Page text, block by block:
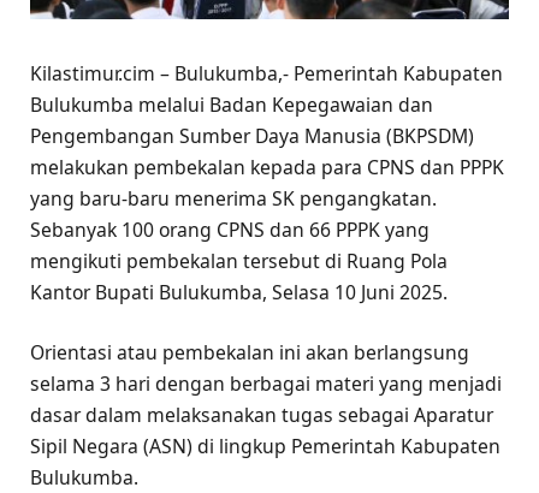
Kilastimur.cim – Bulukumba,- Pemerintah Kabupaten
Bulukumba melalui Badan Kepegawaian dan
Pengembangan Sumber Daya Manusia (BKPSDM)
melakukan pembekalan kepada para CPNS dan PPPK
yang baru-baru menerima SK pengangkatan.
Sebanyak 100 orang CPNS dan 66 PPPK yang
mengikuti pembekalan tersebut di Ruang Pola
Kantor Bupati Bulukumba, Selasa 10 Juni 2025.
Orientasi atau pembekalan ini akan berlangsung
selama 3 hari dengan berbagai materi yang menjadi
dasar dalam melaksanakan tugas sebagai Aparatur
Sipil Negara (ASN) di lingkup Pemerintah Kabupaten
Bulukumba.